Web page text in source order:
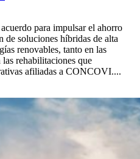
para impulsar el ahorro
de soluciones híbridas de alta
renovables, tanto en las
rehabilitaciones que
afiliadas a CONCOVI....